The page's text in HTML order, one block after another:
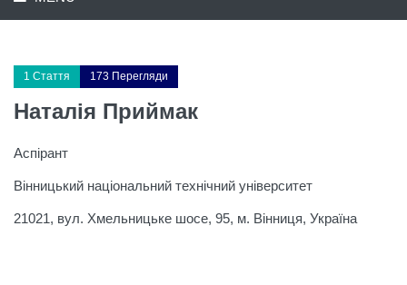
1 Стаття 173 Перегляди
Наталія Приймак
Аспірант
Вінницький національний технічний університет
21021, вул. Хмельницьке шосе, 95, м. Вінниця, Україна